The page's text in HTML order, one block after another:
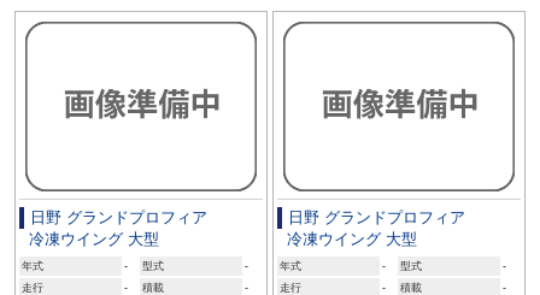
日野 グランドプロフィア
冷凍ウイング 大型
年式 - 型式
-
走行
- 積載 -
日野 グランドプロフィア
冷凍ウイング 大型
年式 - 型式
-
走行
- 積載 -